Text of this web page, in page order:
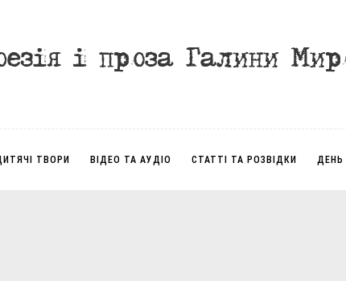
ТВОРИ ВІДЕО ТА АУДІО СТАТТІ ТА РОЗВІДКИ ДЕНЬ